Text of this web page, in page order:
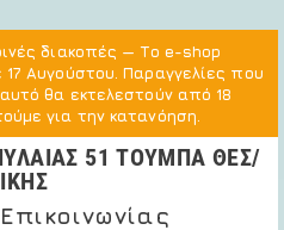
διακοπές — Το e-shop
Αυγούστου. Παραγγελίες που
θα εκτελεστούν από 18
για την κατανόηση.
51 ΤΟΥΜΠΑ ΘΕΣ/